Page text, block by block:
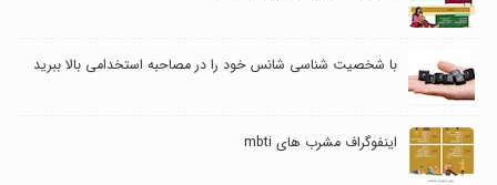
با شخصیت شناسی شانس خود را در مصاحبه استخدامی بالا ببرید
اینفوگراف مشرب های mbti